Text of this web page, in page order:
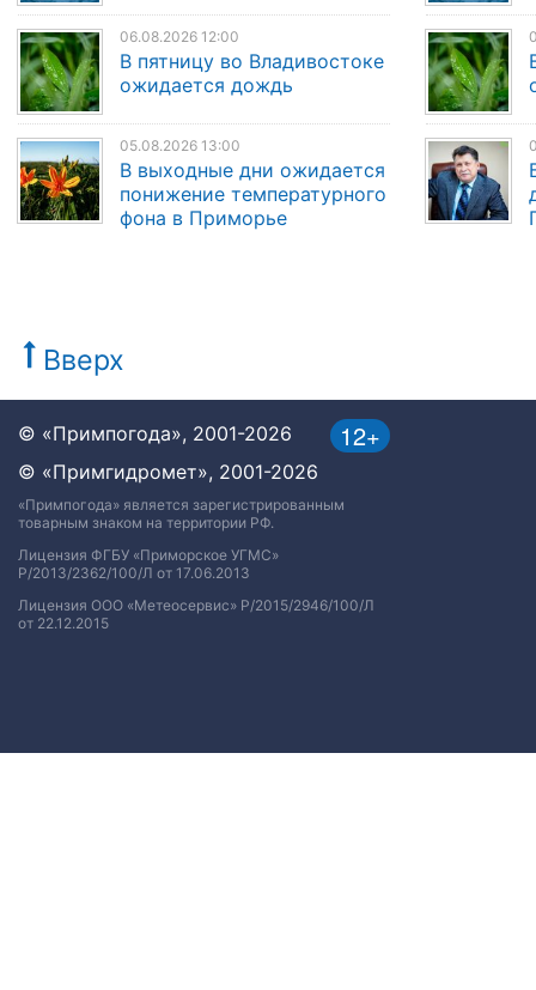
06.08.2026 12:00
В пятницу во Владивостоке
ожидается дождь
05.08.2026 13:00
В выходные дни ожидается
понижение температурного
фона в Приморье
Вверх
12+
© «Примпогода», 2001-2026
© «Примгидромет», 2001-2026
«Примпогода» является зарегистрированным
товарным знаком на территории РФ.
Лицензия ФГБУ «Приморское УГМС»
Р/2013/2362/100/Л от 17.06.2013
Лицензия ООО «Метеосервис» Р/2015/2946/100/Л
от 22.12.2015